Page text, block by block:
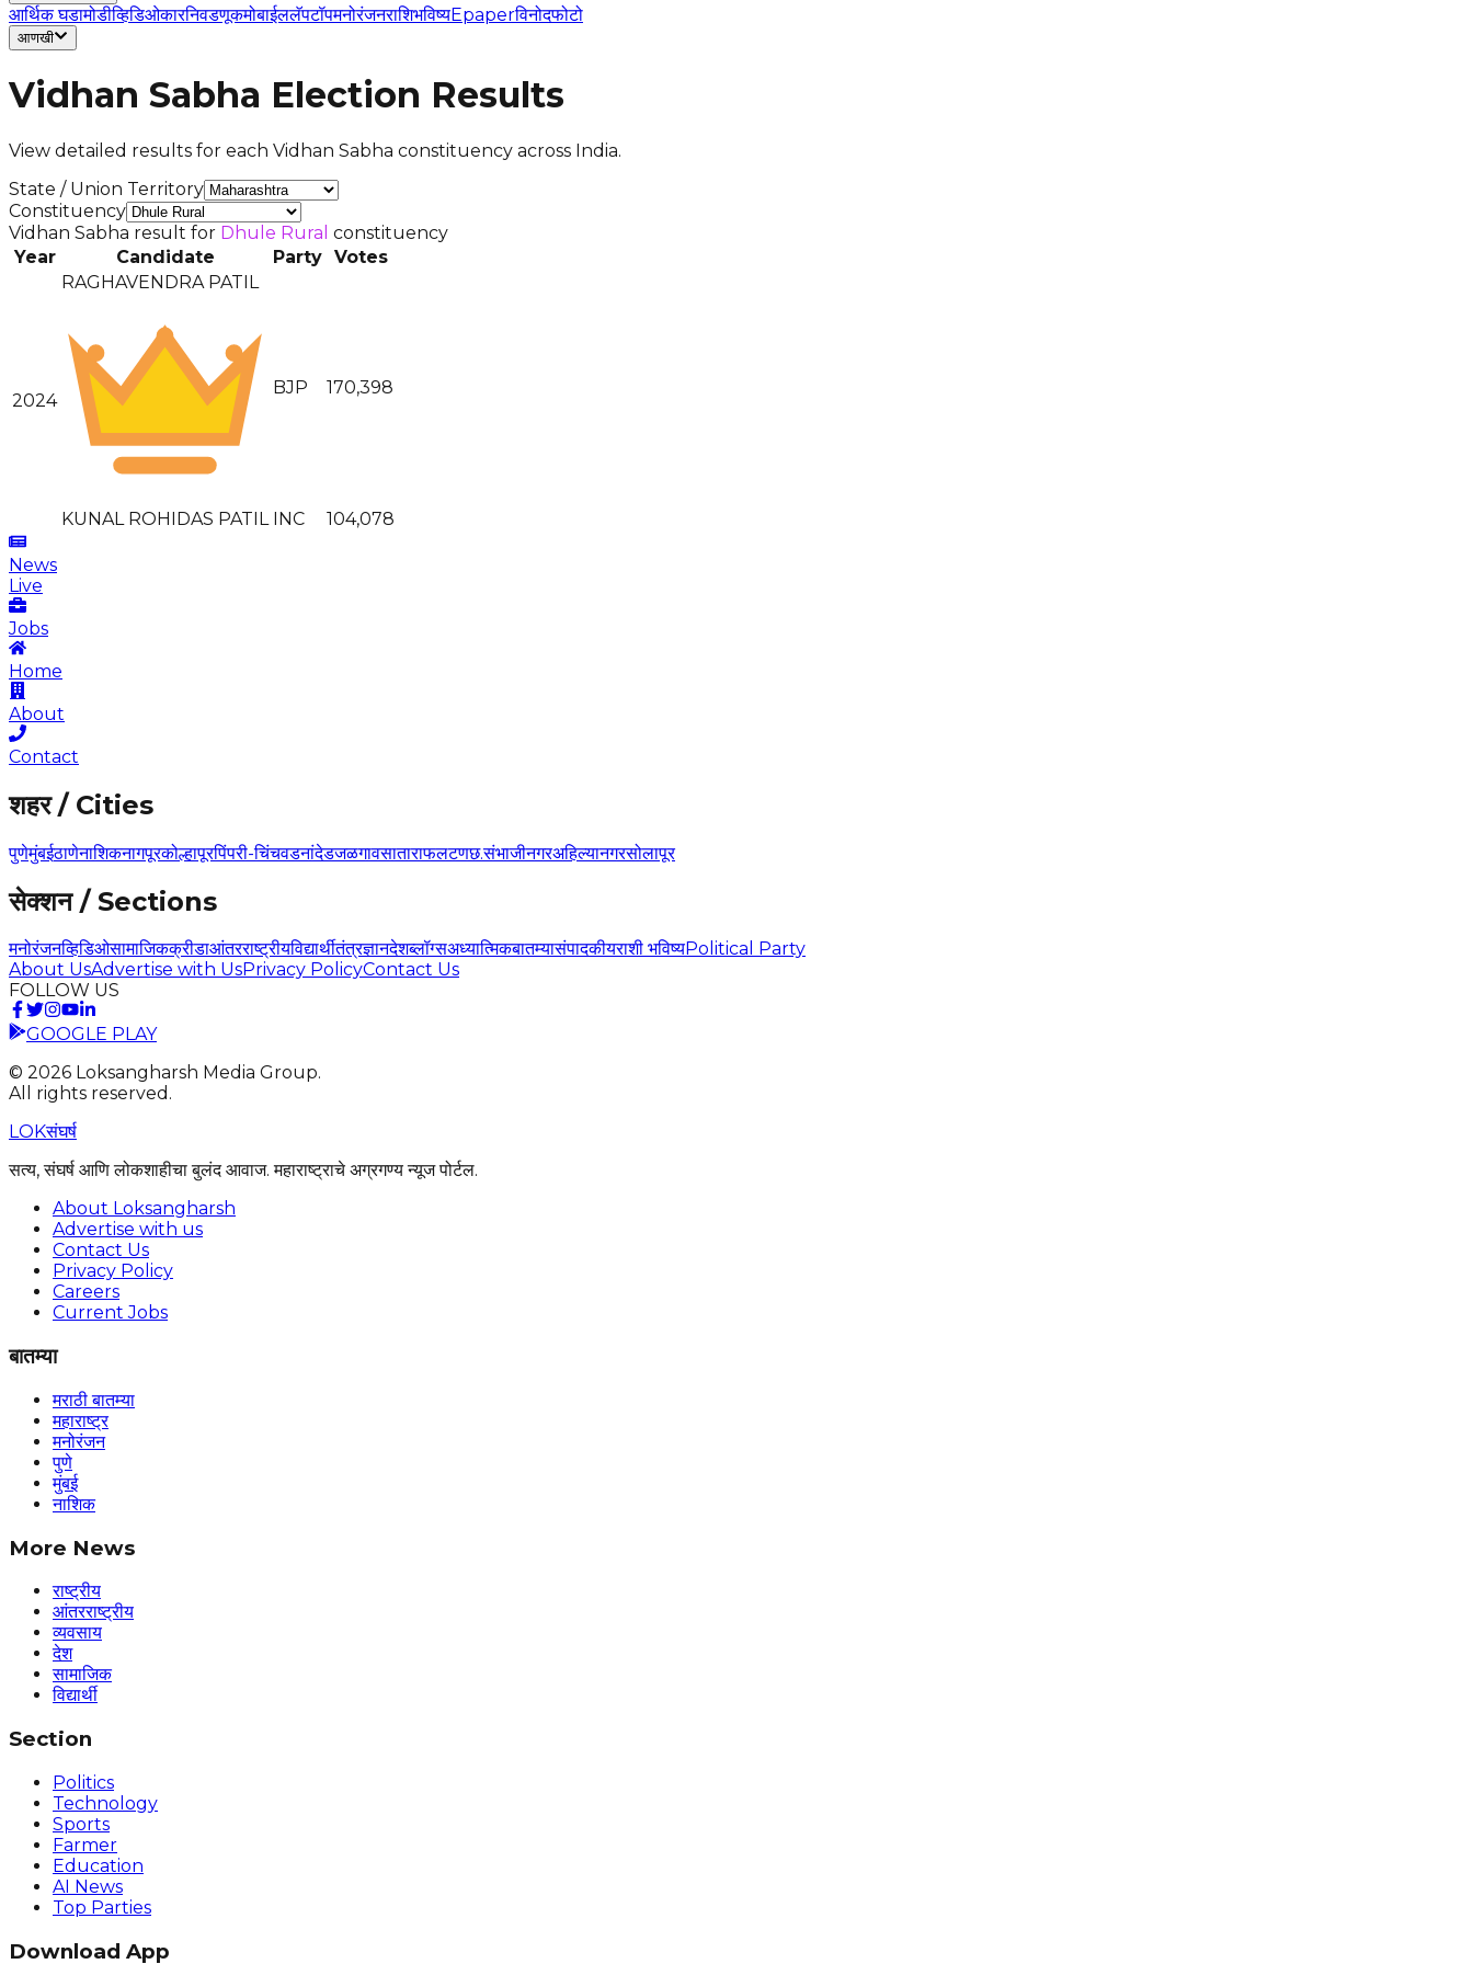
आर्थिक घडामोडीव्हिडिओकारनिवडणूकमोबाईललॅपटॉपमनोरंजनराशिभविष्यEpaperविनोदफोटो
आणखी
Vidhan Sabha Election Results
View detailed results for each Vidhan Sabha constituency across India.
State / Union Territory
Constituency
Vidhan Sabha result for Dhule Rural constituency
Year
Candidate Party Votes
2024
RAGHAVENDRA PATIL
BJP 170,398
KUNAL ROHIDAS PATIL INC 104,078
News
Live
Jobs
Home
About
Contact
शहर / Cities
पुणेमुंबईठाणेनाशिकनागपूरकोल्हापूरपिंपरी-चिंचवडनांदेडजळगावसाताराफलटणछ.संभाजीनगरअहिल्यानगरसोलापूर
सेक्शन / Sections
मनोरंजनव्हिडिओसामाजिकक्रीडाआंतरराष्ट्रीयविद्यार्थीतंत्रज्ञानदेशब्लॉग्सअध्यात्मिकबातम्यासंपादकीयराशी भविष्यPolitical Party
About UsAdvertise with UsPrivacy PolicyContact Us
FOLLOW US
GOOGLE PLAY
© 2026 Loksangharsh Media Group.
All rights reserved.
LOKसंघर्ष
सत्य, संघर्ष आणि लोकशाहीचा बुलंद आवाज. महाराष्ट्राचे अग्रगण्य न्यूज पोर्टल.
About Loksangharsh
Advertise with us
Contact Us
Privacy Policy
Careers
Current Jobs
बातम्या
मराठी बातम्या
महाराष्ट्र
मनोरंजन
पुणे
मुंबई
नाशिक
More News
राष्ट्रीय
आंतरराष्ट्रीय
व्यवसाय
देश
सामाजिक
विद्यार्थी
Section
Politics
Technology
Sports
Farmer
Education
AI News
Top Parties
Download App